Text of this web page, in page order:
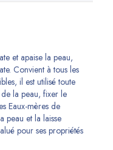
et apaise la peau,
Convient à tous les
il est utilisé toute
la peau, fixer le
Eaux-mères de
peau et la laisse
pour ses propriétés